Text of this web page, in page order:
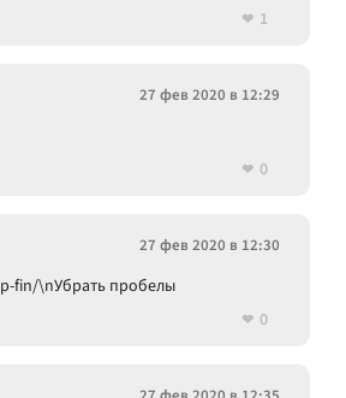
1
27 фев 2020 в 12:29
0
27 фев 2020 в 12:30
fin/\nУбрать пробелы
0